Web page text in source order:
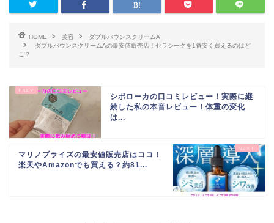
HOME 美容
ダブルバウンスクリームA
ダブルバウンスクリームAの最安値販売店！セラシークを1番安く買えるのはど
こ？
シボローカの口コミレビュー！実際に継
続した私の本音レビュー！体重の変化
は...
マリノブライズの最安値販売店はココ！
楽天やAmazonでも買える？約81...